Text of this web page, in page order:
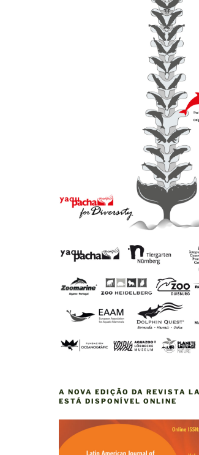
A NOVA EDIÇÃO DA REVISTA
ESTÁ DISPONÍVEL ONLINE